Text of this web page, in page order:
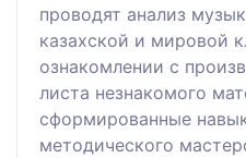
проводят анализ
казахской и мировой
ознакомлении с
листа незнакомого
сформированные
методического